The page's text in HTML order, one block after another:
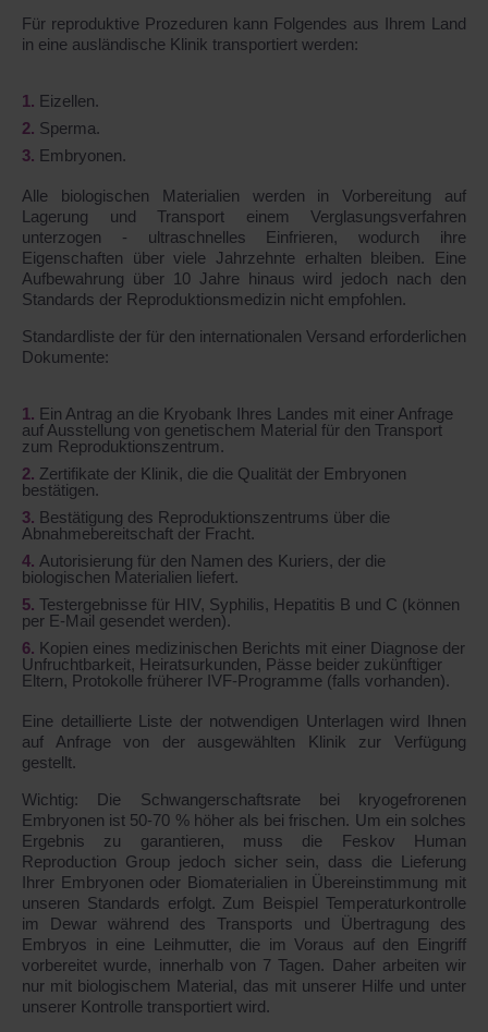
Für reproduktive Prozeduren kann Folgendes aus Ihrem Land
in eine ausländische Klinik transportiert werden:
Eizellen.
Sperma.
Embryonen.
Alle biologischen Materialien werden in Vorbereitung auf
Lagerung und Transport einem Verglasungsverfahren
unterzogen - ultraschnelles Einfrieren, wodurch ihre
Eigenschaften über viele Jahrzehnte erhalten bleiben. Eine
Aufbewahrung über 10 Jahre hinaus wird jedoch nach den
Standards der Reproduktionsmedizin nicht empfohlen.
Standardliste der für den internationalen Versand erforderlichen
Dokumente:
Ein Antrag an die Kryobank Ihres Landes mit einer Anfrage
auf Ausstellung von genetischem Material für den Transport
zum Reproduktionszentrum.
Zertifikate der Klinik, die die Qualität der Embryonen
bestätigen.
Bestätigung des Reproduktionszentrums über die
Abnahmebereitschaft der Fracht.
Autorisierung für den Namen des Kuriers, der die
biologischen Materialien liefert.
Testergebnisse für HIV, Syphilis, Hepatitis B und C (können
per E-Mail gesendet werden).
Kopien eines medizinischen Berichts mit einer Diagnose der
Unfruchtbarkeit, Heiratsurkunden, Pässe beider zukünftiger
Eltern, Protokolle früherer IVF-Programme (falls vorhanden).
Eine detaillierte Liste der notwendigen Unterlagen wird Ihnen
auf Anfrage von der ausgewählten Klinik zur Verfügung
gestellt.
Wichtig: Die Schwangerschaftsrate bei kryogefrorenen
Embryonen ist 50-70 % höher als bei frischen. Um ein solches
Ergebnis zu garantieren, muss die Feskov Human
Reproduction Group jedoch sicher sein, dass die Lieferung
Ihrer Embryonen oder Biomaterialien in Übereinstimmung mit
unseren Standards erfolgt. Zum Beispiel Temperaturkontrolle
im Dewar während des Transports und Übertragung des
Embryos in eine Leihmutter, die im Voraus auf den Eingriff
vorbereitet wurde, innerhalb von 7 Tagen. Daher arbeiten wir
nur mit biologischem Material, das mit unserer Hilfe und unter
unserer Kontrolle transportiert wird.